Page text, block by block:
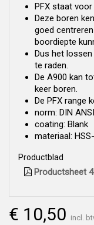
PFX staat
Deze boren
goed
boordiepte
Dus het
te raden.
De A900 kan
keer boren.
De PFX range
norm: DIN ANSI
coating: Blank
materiaal:
Productblad
Productsheet
€ 10,50 incl.